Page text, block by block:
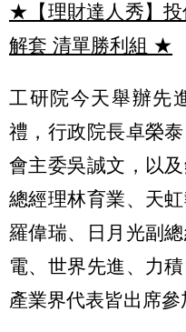
★【理財達人秀】投
解套 清單勝利組 ★
工研院今天舉辦先
禮，行政院長卓榮
會主委吳誠文，以
總經理林育業、天
羅偉瑞、日月光副
電、世界先進、力
產業界代表皆出席參